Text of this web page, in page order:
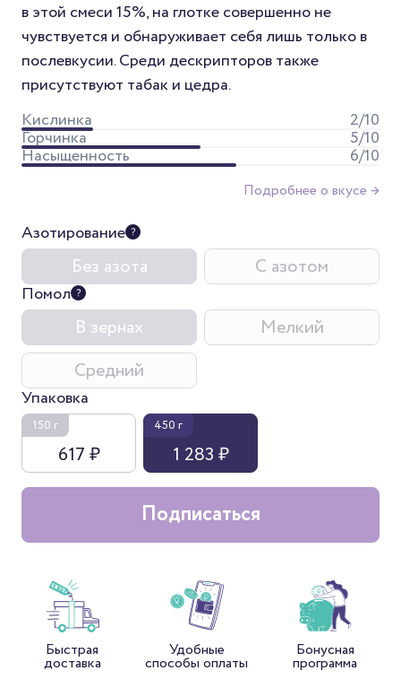
в этой смеси 15%, на глотке совершенно не
чувствуется и обнаруживает себя лишь только в
послевкусии. Среди дескрипторов также
присутствуют табак и цедра.
Кислинка
2/10
Горчинка 5/10
Насыщенность 6/10
Подробнее о вкусе →
Азотирование
Без азота С азотом
Помол
В зернах
Мелкий
Средний
Упаковка
150 г
617 ₽
450 г
1 283 ₽
Подписаться
Быстрая
доставка
Удобные
способы оплаты
Бонусная
программа